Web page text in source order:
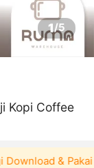
1/5
Kopi Coffee
& Pakai